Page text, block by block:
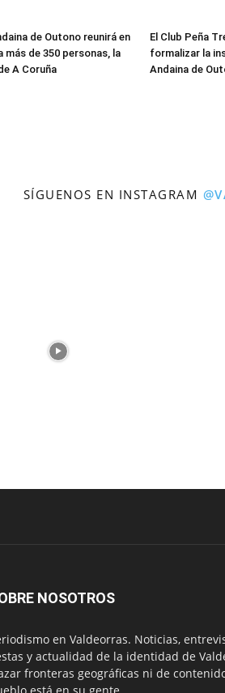
de Outono reunirá en
más de 350 personas, la
A Coruña
El Club Peña
formalizar la
Andaina de
SÍGUENOS EN INSTAGRAM
NOSOTROS
en Valdeorras. Noticias,
y actualidad de la identidad de
fronteras geográficas ni de
está en su gente.